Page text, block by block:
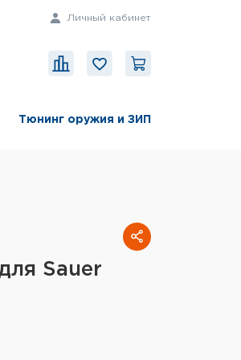
Личный кабинет
Тюнинг оружия и ЗИП
Sauer